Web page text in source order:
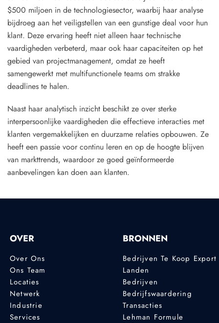
$500 miljoen in de technologiesector, waarbij haar analyse
bijdroeg aan het veiligstellen van een gunstige deal voor hun
klant. Deze ervaring heeft niet alleen haar technische
vaardigheden verbeterd, maar ook haar capaciteiten op het
gebied van projectmanagement, omdat ze heeft
samengewerkt met multifunctionele teams om strakke
deadlines te halen.
Naast haar analytisch inzicht beschikt ze over sterke
interpersoonlijke vaardigheden die effectieve interacties met
klanten vergemakkelijken en duurzame relaties opbouwen. Ze
heeft een passie voor continu leren en op de hoogte blijven
van markttrends, waardoor ze goed geïnformeerde
aanbevelingen kan doen aan klanten.
OVER
Over Ons
Ons Team
Locaties
Netwerk
Industrie
Services
BRONNEN
Bedrijven Te Koop Export
Landen
Bedrijven
Bedrijfswaardering
Transacties
Lehman Formule